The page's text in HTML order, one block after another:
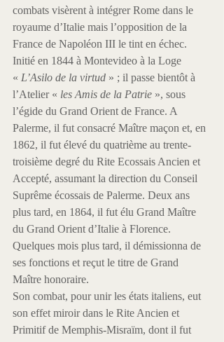
combats visèrent à intégrer Rome dans le
royaume d’Italie mais l’opposition de la
France de Napoléon III le tint en échec.
Initié en 1844 à Montevideo à la Loge
« L’Asilo de la virtud » ; il passe bientôt à
l’Atelier « les Amis de la Patrie », sous
l’égide du Grand Orient de France. A
Palerme, il fut consacré Maître maçon et, en
1862, il fut élevé du quatrième au trente-
troisième degré du Rite Ecossais Ancien et
Accepté, assumant la direction du Conseil
Suprême écossais de Palerme. Deux ans
plus tard, en 1864, il fut élu Grand Maître
du Grand Orient d’Italie à Florence.
Quelques mois plus tard, il démissionna de
ses fonctions et reçut le titre de Grand
Maître honoraire.
Son combat, pour unir les états italiens, eut
son effet miroir dans le Rite Ancien et
Primitif de Memphis-Misraïm, dont il fut